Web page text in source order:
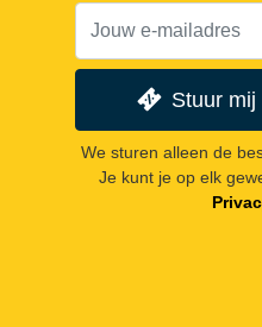
Stuur
We sturen alleen de
Je kunt je op elk